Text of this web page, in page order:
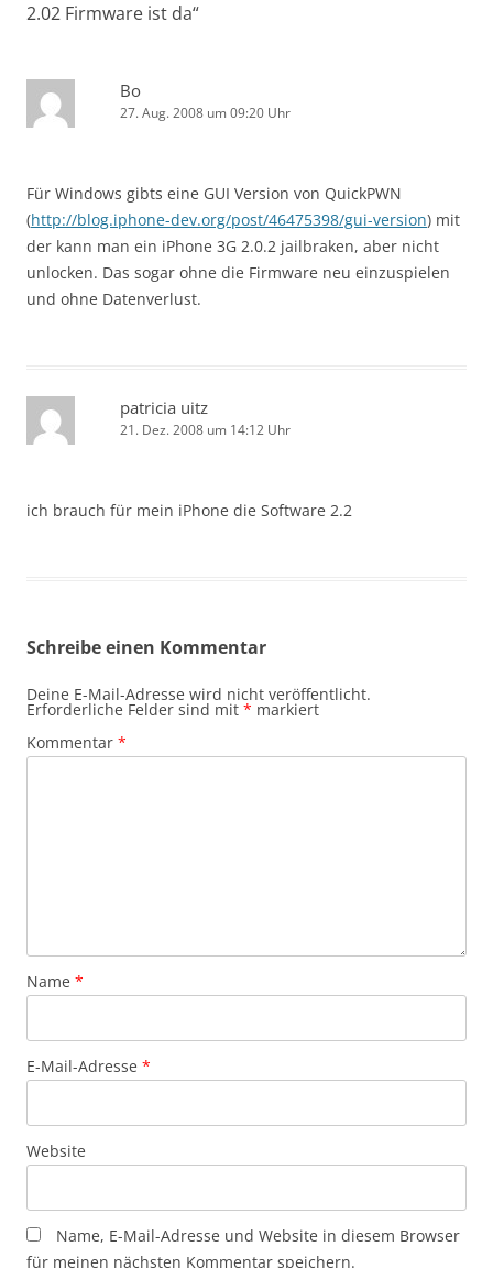
2.02 Firmware ist da“
Bo
27. Aug. 2008 um 09:20 Uhr
Für Windows gibts eine GUI Version von QuickPWN
(http://blog.iphone-dev.org/post/46475398/gui-version) mit
der kann man ein iPhone 3G 2.0.2 jailbraken, aber nicht
unlocken. Das sogar ohne die Firmware neu einzuspielen
und ohne Datenverlust.
patricia uitz
21. Dez. 2008 um 14:12 Uhr
ich brauch für mein iPhone die Software 2.2
Schreibe einen Kommentar
Deine E-Mail-Adresse wird nicht veröffentlicht.
Erforderliche Felder sind mit * markiert
Kommentar *
Name *
E-Mail-Adresse *
Website
Name, E-Mail-Adresse und Website in diesem Browser
für meinen nächsten Kommentar speichern.